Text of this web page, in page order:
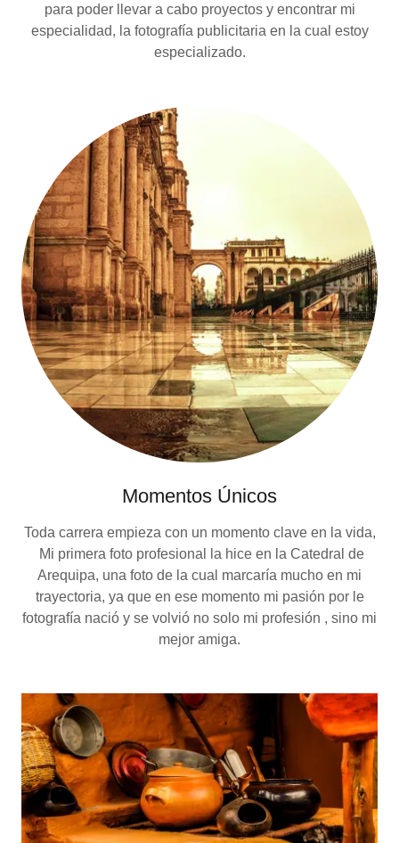
para poder llevar a cabo proyectos y encontrar mi
especialidad, la fotografía publicitaria en la cual estoy
especializado.
Momentos Únicos
Toda carrera empieza con un momento clave en la vida,
Mi primera foto profesional la hice en la Catedral de
Arequipa, una foto de la cual marcaría mucho en mi
trayectoria, ya que en ese momento mi pasión por le
fotografía nació y se volvió no solo mi profesión , sino mi
mejor amiga.